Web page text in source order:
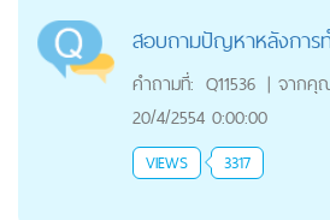
สอบถามปัญหาหลังการ
คำถามที่: Q11536 | จากคุ
20/4/2554 0:00:00
VIEWS 3317